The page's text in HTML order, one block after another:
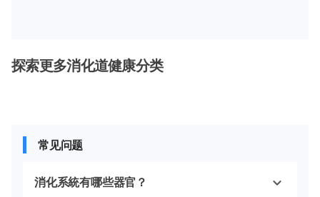
探索更多消化道健康分类
常见问题
消化系統有哪些器官？